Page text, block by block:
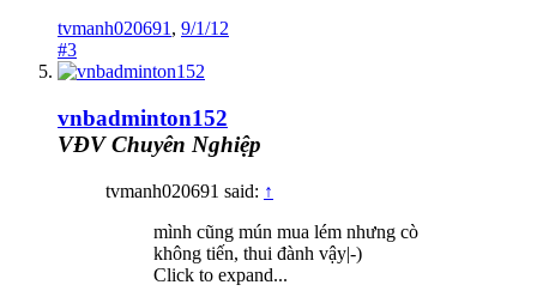
tvmanh020691 , 9/1/12
#3
vnbadminton152
VĐV Chuyên Nghiệp
tvmanh020691 said: ↑
mình cũng mún mua lém nhưng cò
không tiến, thui đành vậy|-)
Click to expand...